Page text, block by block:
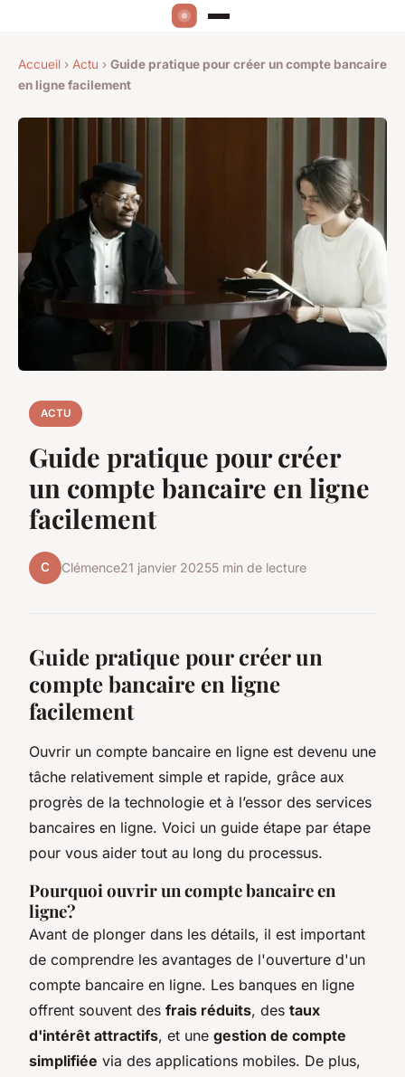
Accueil › Actu › Guide pratique pour créer un compte bancaire
en ligne facilement
ACTU
Guide pratique pour créer
un compte bancaire en ligne
facilement
C Clémence21 janvier 20255 min de lecture
Guide pratique pour créer un
compte bancaire en ligne
facilement
Ouvrir un compte bancaire en ligne est devenu une
tâche relativement simple et rapide, grâce aux
progrès de la technologie et à l’essor des services
bancaires en ligne. Voici un guide étape par étape
pour vous aider tout au long du processus.
Pourquoi ouvrir un compte bancaire en
ligne?
Avant de plonger dans les détails, il est important
de comprendre les avantages de l'ouverture d'un
compte bancaire en ligne. Les banques en ligne
offrent souvent des frais réduits, des taux
d'intérêt attractifs, et une gestion de compte
simplifiée via des applications mobiles. De plus,